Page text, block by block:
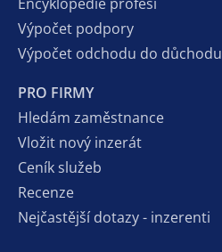
Výpočet podpory
Výpočet odchodu do důchodu
PRO FIRMY
Hledám zaměstnance
Vložit nový inzerát
Ceník služeb
Recenze
Nejčastější dotazy - inzerenti